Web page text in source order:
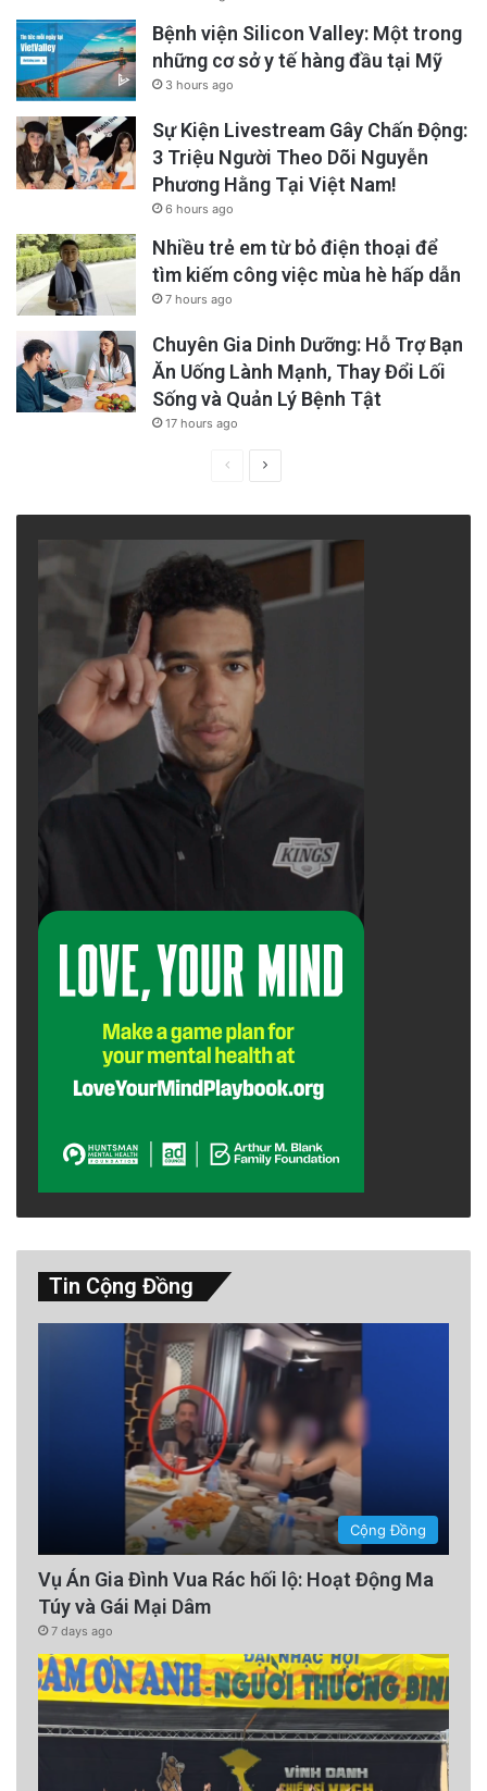
Bệnh viện Silicon Valley: Một trong
những cơ sở y tế hàng đầu tại Mỹ
3 hours ago
Sự Kiện Livestream Gây Chấn Động:
3 Triệu Người Theo Dõi Nguyễn
Phương Hằng Tại Việt Nam!
6 hours ago
Nhiều trẻ em từ bỏ điện thoại để
tìm kiếm công việc mùa hè hấp dẫn
7 hours ago
Chuyên Gia Dinh Dưỡng: Hỗ Trợ Bạn
Ăn Uống Lành Mạnh, Thay Đổi Lối
Sống và Quản Lý Bệnh Tật
17 hours ago
PreviousNext
Tin Cộng Đồng
Cộng Đồng
Vụ Án Gia Đình Vua Rác hối lộ: Hoạt Động Ma
Túy và Gái Mại Dâm
7 days ago